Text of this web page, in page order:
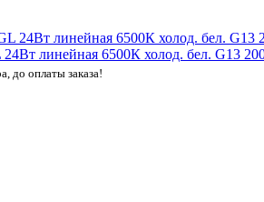
линейная 6500К холод. бел. G13
до оплаты заказа!